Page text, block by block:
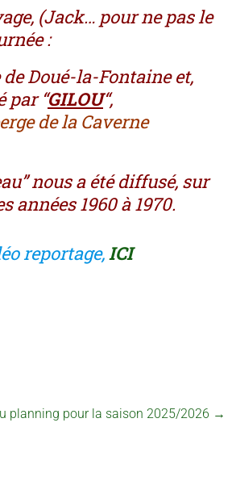
(Jack… pour ne pas le
:
Doué-la-Fontaine et,
par “GILOU“,
de la Caverne
nous a été diffusé, sur
années 1960 à 1970.
reportage,ICI
planning pour la saison 2025/2026 →